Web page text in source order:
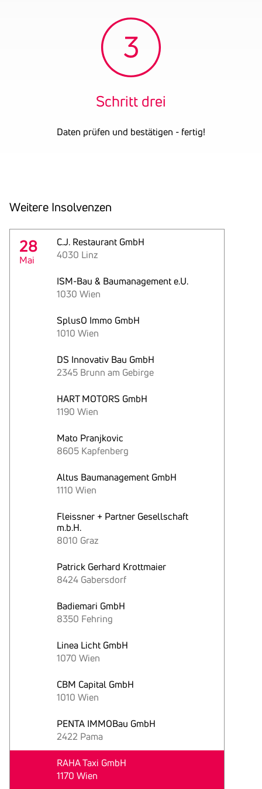
Schritt drei
Daten prüfen und bestätigen - fertig!
Weitere Insol­venzen
28
Mai
C.J. Restaurant GmbH
4030 Linz
ISM-Bau & Baumanagement e.U.
1030 Wien
SplusO Immo GmbH
1010 Wien
DS Innovativ Bau GmbH
2345 Brunn am Gebirge
HART MOTORS GmbH
1190 Wien
Mato Pranjkovic
8605 Kapfenberg
Altus Baumanagement GmbH
1110 Wien
Fleissner + Partner Gesellschaft
m.b.H.
8010 Graz
Patrick Gerhard Krottmaier
8424 Gabersdorf
Badiemari GmbH
8350 Fehring
Linea Licht GmbH
1070 Wien
CBM Capital GmbH
1010 Wien
PENTA IMMOBau GmbH
2422 Pama
RAHA Taxi GmbH
1170 Wien